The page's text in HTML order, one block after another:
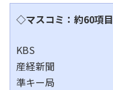
◇マスコミ：約60項目
KBS
産経新聞
準キー局